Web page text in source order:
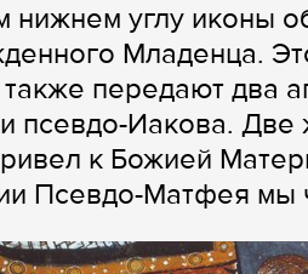
нижнем углу иконы
Младенца.
передают два
псевдо-Иакова.
к Божией
Псевдо-Матфея мы